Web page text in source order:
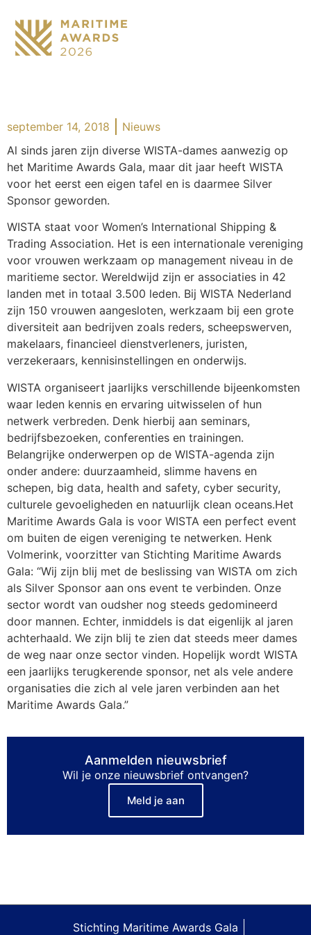
september 14, 2018
Nieuws
Al sinds jaren zijn diverse WISTA-dames aanwezig op
het Maritime Awards Gala, maar dit jaar heeft WISTA
voor het eerst een eigen tafel en is daarmee Silver
Sponsor geworden.
WISTA staat voor Women’s International Shipping &
Trading Association. Het is een internationale vereniging
voor vrouwen werkzaam op management niveau in de
maritieme sector. Wereldwijd zijn er associaties in 42
landen met in totaal 3.500 leden. Bij WISTA Nederland
zijn 150 vrouwen aangesloten, werkzaam bij een grote
diversiteit aan bedrijven zoals reders, scheepswerven,
makelaars, financieel dienstverleners, juristen,
verzekeraars, kennisinstellingen en onderwijs.
WISTA organiseert jaarlijks verschillende bijeenkomsten
waar leden kennis en ervaring uitwisselen of hun
netwerk verbreden. Denk hierbij aan seminars,
bedrijfsbezoeken, conferenties en trainingen.
Belangrijke onderwerpen op de WISTA-agenda zijn
onder andere: duurzaamheid, slimme havens en
schepen, big data, health and safety, cyber security,
culturele gevoeligheden en natuurlijk clean oceans.Het
Maritime Awards Gala is voor WISTA een perfect event
om buiten de eigen vereniging te netwerken. Henk
Volmerink, voorzitter van Stichting Maritime Awards
Gala: “Wij zijn blij met de beslissing van WISTA om zich
als Silver Sponsor aan ons event te verbinden. Onze
sector wordt van oudsher nog steeds gedomineerd
door mannen. Echter, inmiddels is dat eigenlijk al jaren
achterhaald. We zijn blij te zien dat steeds meer dames
de weg naar onze sector vinden. Hopelijk wordt WISTA
een jaarlijks terugkerende sponsor, net als vele andere
organisaties die zich al vele jaren verbinden aan het
Maritime Awards Gala.”
Aanmelden nieuwsbrief
Wil je onze nieuwsbrief ontvangen?
Meld je aan
Stichting Maritime Awards Gala